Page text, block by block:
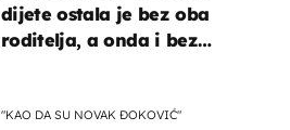
dijete ostala je bez oba
roditelja, a onda i bez
"KAO DA SU NOVAK ĐOKOVIĆ"